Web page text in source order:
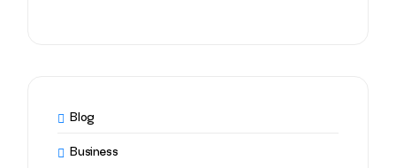
Blog
Business